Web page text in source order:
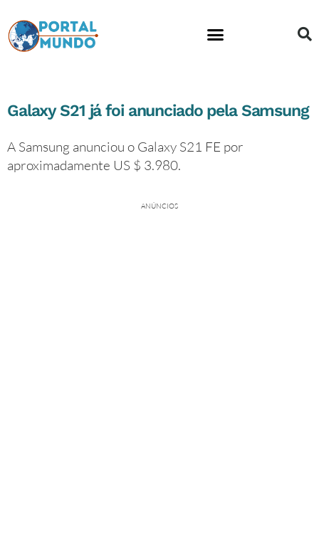
Galaxy S21 já foi anunciado pela Samsung
A Samsung anunciou o Galaxy S21 FE por
aproximadamente US $ 3.980.
ANÚNCIOS